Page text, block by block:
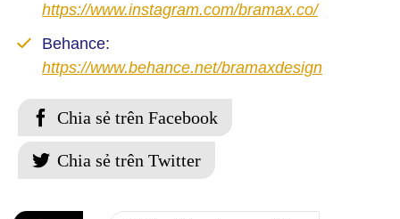
https://www.instagram.com/bramax.co/
Behance:
https://www.behance.net/bramaxdesign